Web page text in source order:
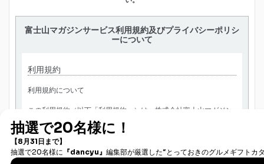
富士山マガジンサービス利用規約及びプライバシーポリシ
ーについて
利用規約
利用規約について
この利用規約（以下「利用規約」）は、株式会社富士山マガジン
サービス（以下「当社」）の運営する、雑誌専門のオンライン書
店「Fujisan」（以下「本サービス」）のお客様（以下「お客
様」）が、本サービスの利用に際して遵守すべき事項を定めたも
のです。お客様が本サービスを利用した場合、そのお客様は利用